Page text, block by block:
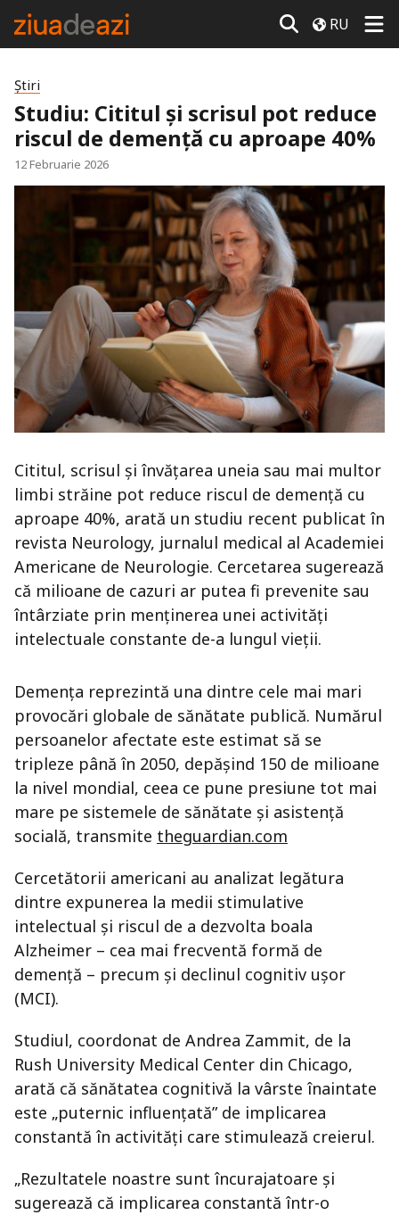
RU
Știri
Studiu: Cititul și scrisul pot reduce
riscul de demență cu aproape 40%
12 Februarie 2026
Cititul, scrisul și învățarea uneia sau mai multor
limbi străine pot reduce riscul de demență cu
aproape 40%, arată un studiu recent publicat în
revista Neurology, jurnalul medical al Academiei
Americane de Neurologie. Cercetarea sugerează
că milioane de cazuri ar putea fi prevenite sau
întârziate prin menținerea unei activități
intelectuale constante de-a lungul vieții.
Demența reprezintă una dintre cele mai mari
provocări globale de sănătate publică. Numărul
persoanelor afectate este estimat să se
tripleze până în 2050, depășind 150 de milioane
la nivel mondial, ceea ce pune presiune tot mai
mare pe sistemele de sănătate și asistență
socială, transmite theguardian.com
Cercetătorii americani au analizat legătura
dintre expunerea la medii stimulative
intelectual și riscul de a dezvolta boala
Alzheimer – cea mai frecventă formă de
demență – precum și declinul cognitiv ușor
(MCI).
Studiul, coordonat de Andrea Zammit, de la
Rush University Medical Center din Chicago,
arată că sănătatea cognitivă la vârste înaintate
este „puternic influențată” de implicarea
constantă în activități care stimulează creierul.
„Rezultatele noastre sunt încurajatoare și
sugerează că implicarea constantă într-o